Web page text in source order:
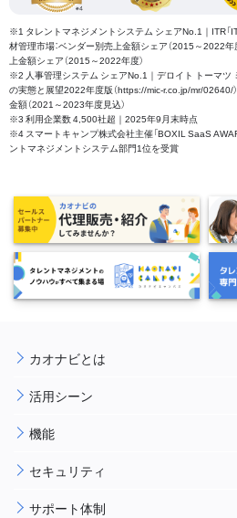
※1 タレントマネジメントシステム シェアNo.1｜ITR「
材管理市場：ベンダー別売上金額シェア（2015～2022年
上金額シェア（2015～2022年度）
※2 人事管理システム シェアNo.1｜デロイト トーマツ
の実態と展望2022年度版（https://mic-r.co.jp/mr/02640/
金額（2021～2023年度見込）
※3 利用企業数 4,500社超｜2025年9月末時点
※4 スマートキャンプ株式会社主催「BOXIL SaaS
ントマネジメントシステム部門1位を受賞
カオナビとは
活用シーン
機能
セキュリティ
サポート体制